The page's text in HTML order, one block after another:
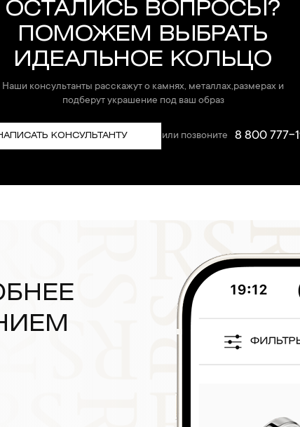
ОСТАЛИСЬ ВОПРОСЫ?
ПОМОЖЕМ ВЫБРАТЬ
ИДЕАЛЬНОЕ КОЛЬЦО
Наши консультанты расскажут о камнях, металлах,размерах и
подберут украшение под ваш образ
КОНСУЛЬТАНТУ или позвоните 8 800 777-